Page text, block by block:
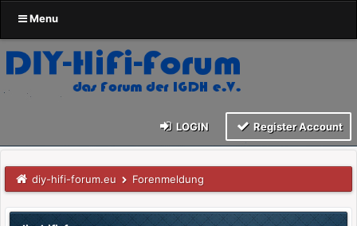
Menu
LOGIN Register Account
diy-hifi-forum.eu Forenmeldung